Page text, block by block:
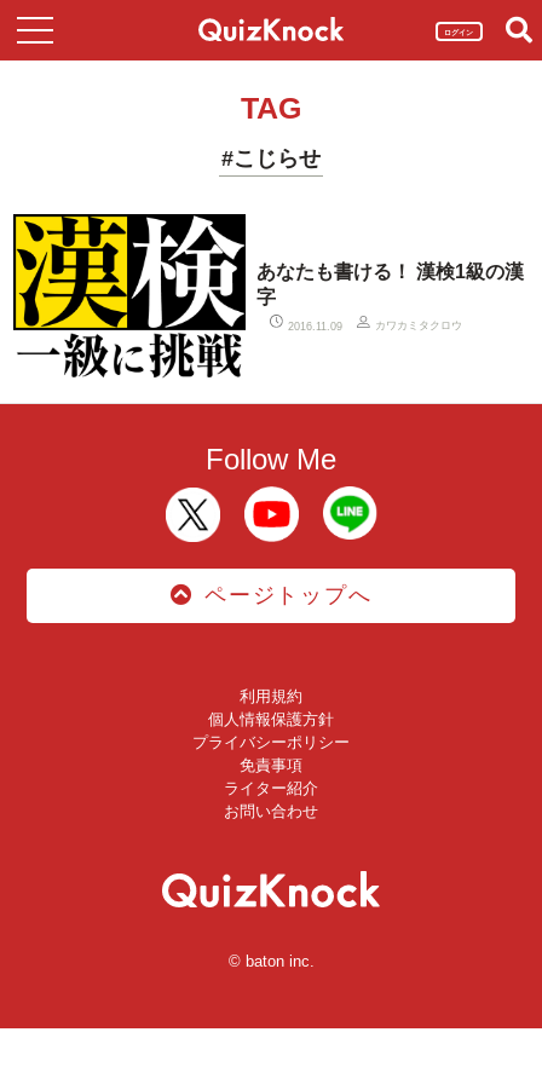
ログイン
TAG
#こじらせ
あなたも書ける！ 漢検1級の漢
字
2016.11.09 カワカミタクロウ
Follow Me
ページトップへ
利用規約
個人情報保護方針
プライバシーポリシー
免責事項
ライター紹介
お問い合わせ
© baton inc.